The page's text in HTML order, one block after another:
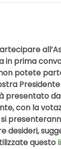
in prima
potete
presentato
con la
desideri,
questo